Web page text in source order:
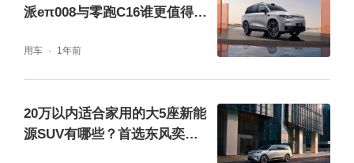
饮、孩子的温奶都能轻松满足，彻底解决出游
中的 “吃喝储存” 痛点。
专属健康守护” 需求
派eπ008与零跑C16谁更值得
用车 1年前
20万以内适合家用的大5座新能
源SUV有哪些？首选东风奕派e